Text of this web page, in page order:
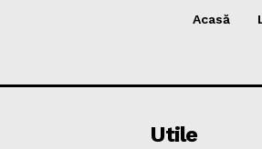
Acasă
Utile